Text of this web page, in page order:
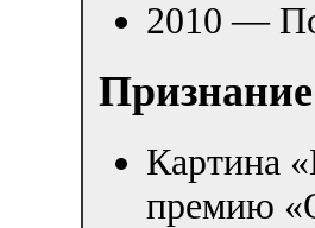
2010 —
Признание
Картина
премию